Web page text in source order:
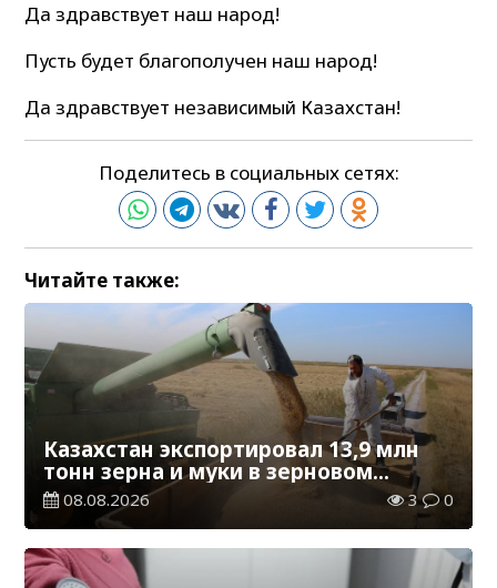
Да здравствует наш народ!
Пусть будет благополучен наш народ!
Да здравствует независимый Казахстан!
Поделитесь в социальных сетях:
Читайте также:
Казахстан экспортировал 13,9 млн
тонн зерна и муки в зерновом
эквиваленте
08.08.2026 3 0